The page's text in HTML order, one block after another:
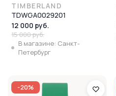
TIMBERLAND
TDWGA0029201
12 000 руб.
15 000 руб.
В магазине: Санкт-
Петербург
-20%